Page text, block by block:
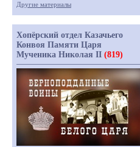
Другие материалы
Хопёрский отдел Казачьего
Конвоя Памяти Царя
Мученика Николая II (819)